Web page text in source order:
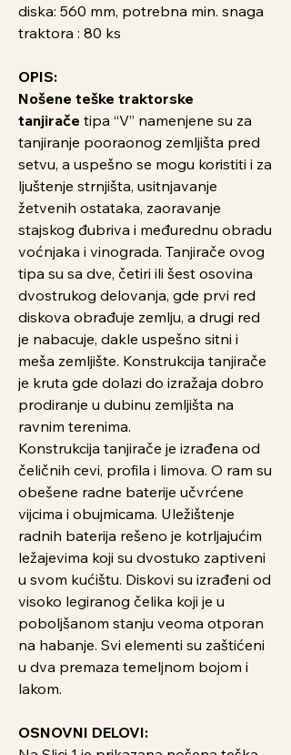
diska: 560 mm, potrebna min. snaga
traktora : 80 ks
OPIS:
Nošene teške traktorske
tanjirače tipa “V” namenjene su za
tanjiranje pooraonog zemljišta pred
setvu, a uspešno se mogu koristiti i za
ljuštenje strnjišta, usitnjavanje
žetvenih ostataka, zaoravanje
stajskog đubriva i međurednu obradu
voćnjaka i vinograda. Tanjirače ovog
tipa su sa dve, četiri ili šest osovina
dvostrukog delovanja, gde prvi red
diskova obrađuje zemlju, a drugi red
je nabacuje, dakle uspešno sitni i
meša zemljište. Konstrukcija tanjirače
je kruta gde dolazi do izražaja dobro
prodiranje u dubinu zemljišta na
ravnim terenima.
Konstrukcija tanjirače je izrađena od
čeličnih cevi, profila i limova. O ram su
obešene radne baterije učvrćene
vijcima i obujmicama. Uležištenje
radnih baterija rešeno je kotrljajućim
ležajevima koji su dvostuko zaptiveni
u svom kućištu. Diskovi su izrađeni od
visoko legiranog čelika koji je u
poboljšanom stanju veoma otporan
na habanje. Svi elementi su zaštićeni
u dva premaza temeljnom bojom i
lakom.
OSNOVNI DELOVI: